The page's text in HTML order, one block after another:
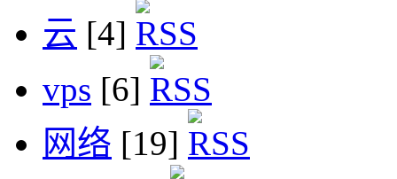
云 [4]
vps [6]
网络 [19]